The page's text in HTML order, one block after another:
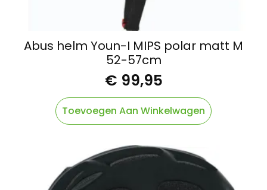
Abus helm Youn-I MIPS polar matt M
52-57cm
€ 99,95
Toevoegen Aan Winkelwagen